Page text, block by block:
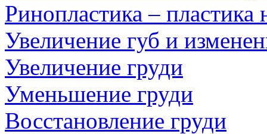
Ринопластика – пластика
Увеличение губ и
Увеличение груди
Уменьшение груди
Восстановление груди